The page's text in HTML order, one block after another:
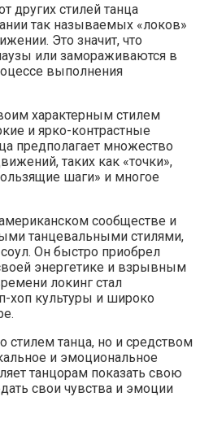
других стилей танца
так называемых «локов»
Это значит, что
или замораживаются в
выполнения
характерным стилем
и ярко-контрастные
предполагает множество
таких как «точки»,
шаги» и многое
сообществе и
танцевальными стилями,
Он быстро приобрел
энергетике и взрывным
локинг стал
хоп культуры и широко
стилем танца, но и средством
и эмоциональное
танцорам показать свою
свои чувства и эмоции